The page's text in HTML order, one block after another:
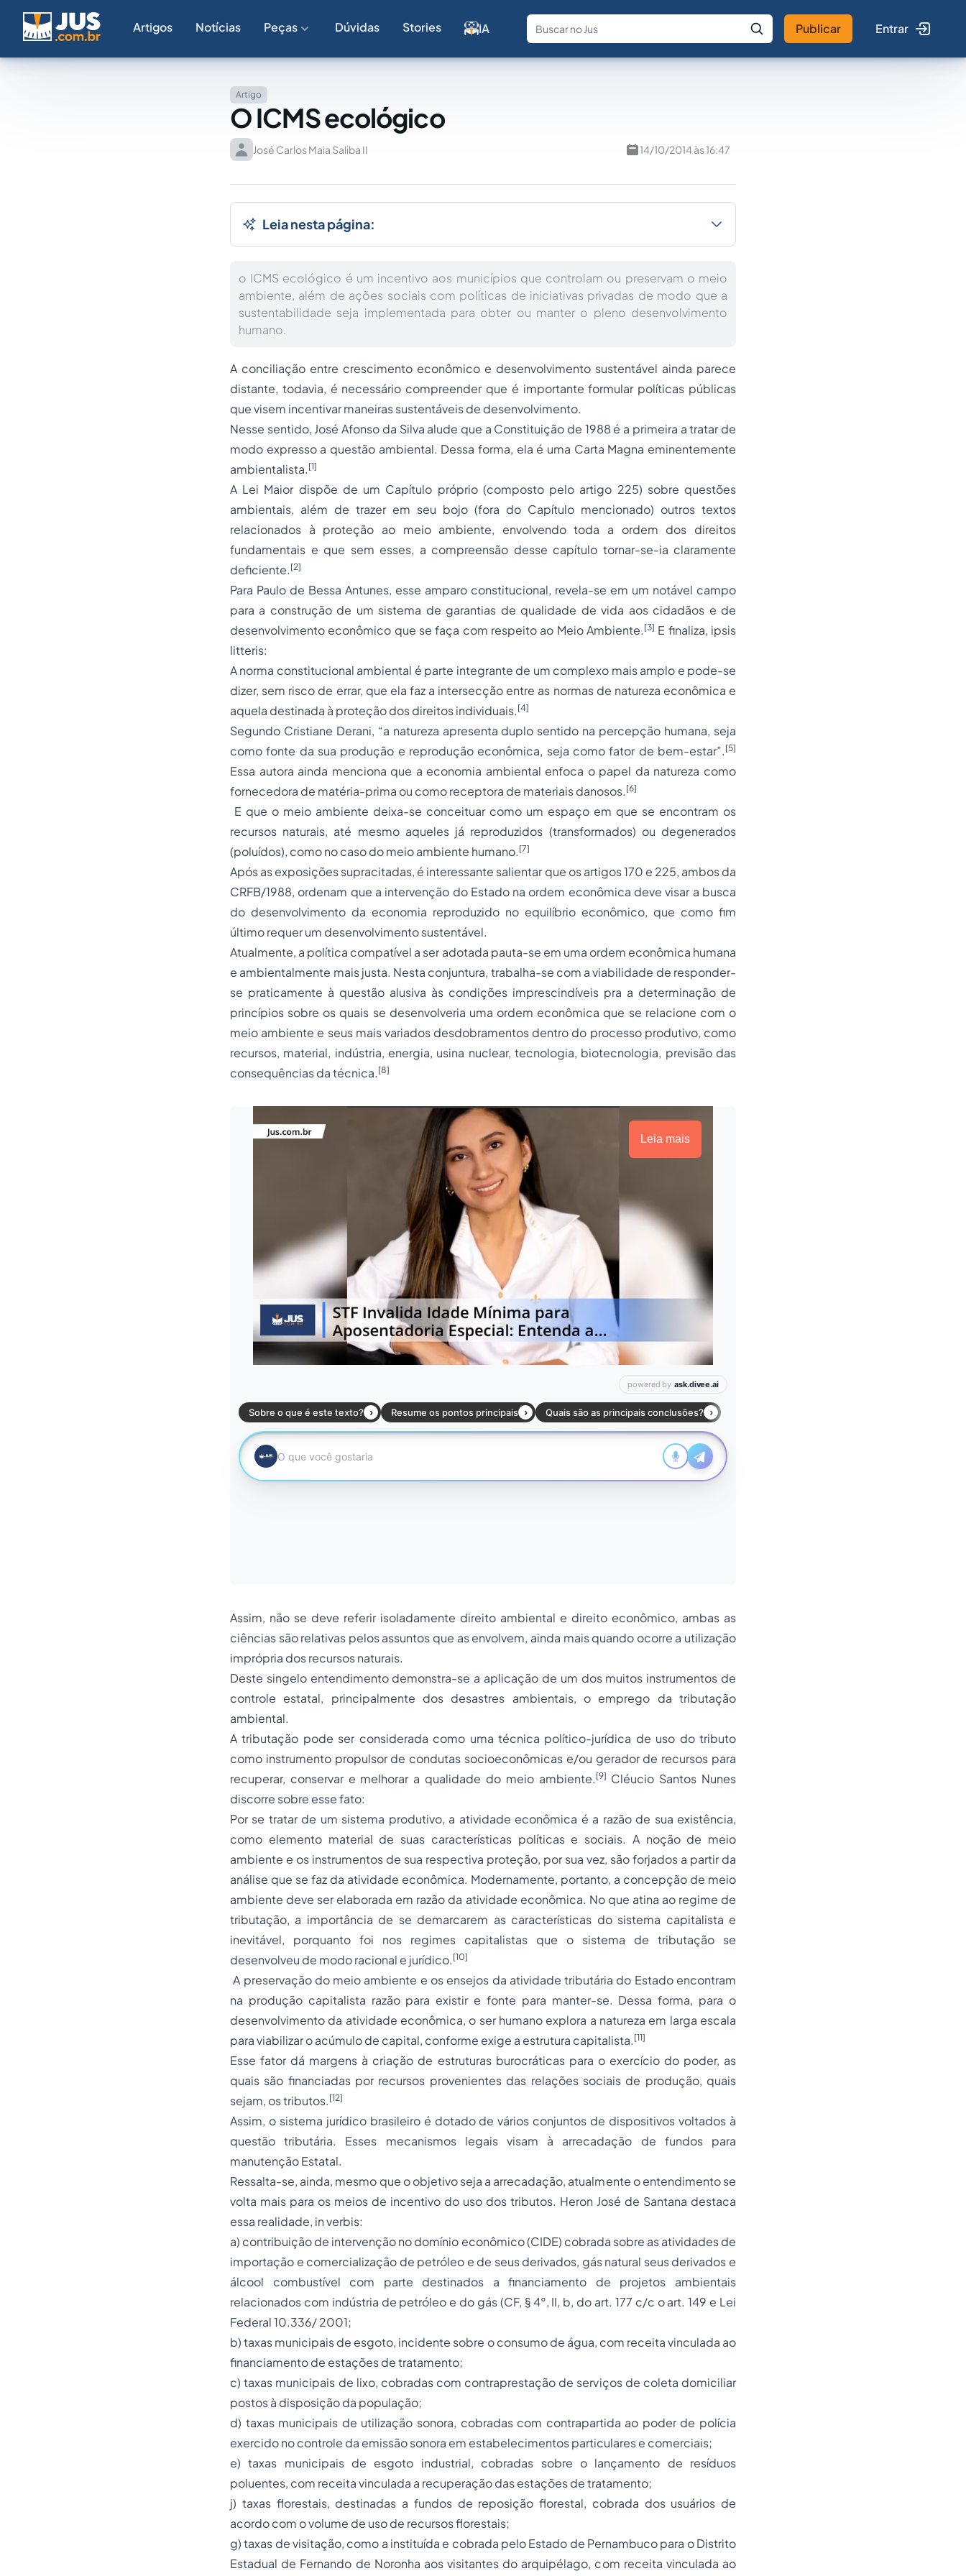
Artigos Notícias Peças Dúvidas Stories IA
Fale com a IA Buscar no Jus
Publicar Entrar
Artigo
O ICMS ecológico
José Carlos Maia Saliba II 14/10/2014 às 16:47
Leia nesta página:
o ICMS ecológico é um incentivo aos municípios que controlam ou preservam o meio
ambiente, além de ações sociais com políticas de iniciativas privadas de modo que a
sustentabilidade seja implementada para obter ou manter o pleno desenvolvimento
humano.
A conciliação entre crescimento econômico e desenvolvimento sustentável ainda parece
distante, todavia, é necessário compreender que é importante formular políticas públicas
que visem incentivar maneiras sustentáveis de desenvolvimento.
Nesse sentido, José Afonso da Silva alude que a Constituição de 1988 é a primeira a tratar de
modo expresso a questão ambiental. Dessa forma, ela é uma Carta Magna eminentemente
ambientalista. [1]
A Lei Maior dispõe de um Capítulo próprio (composto pelo artigo 225) sobre questões
ambientais, além de trazer em seu bojo (fora do Capítulo mencionado) outros textos
relacionados à proteção ao meio ambiente, envolvendo toda a ordem dos direitos
fundamentais e que sem esses, a compreensão desse capítulo tornar-se-ia claramente
deficiente. [2]
Para Paulo de Bessa Antunes, esse amparo constitucional, revela-se em um notável campo
para a construção de um sistema de garantias de qualidade de vida aos cidadãos e de
desenvolvimento econômico que se faça com respeito ao Meio Ambiente. [3] E finaliza, ipsis
litteris:
A norma constitucional ambiental é parte integrante de um complexo mais amplo e pode-se
dizer, sem risco de errar, que ela faz a intersecção entre as normas de natureza econômica e
aquela destinada à proteção dos direitos individuais. [4]
Segundo Cristiane Derani, “a natureza apresenta duplo sentido na percepção humana, seja
como fonte da sua produção e reprodução econômica, seja como fator de bem-estar”. [5]
Essa autora ainda menciona que a economia ambiental enfoca o papel da natureza como
fornecedora de matéria-prima ou como receptora de materiais danosos. [6]
E que o meio ambiente deixa-se conceituar como um espaço em que se encontram os
recursos naturais, até mesmo aqueles já reproduzidos (transformados) ou degenerados
(poluídos), como no caso do meio ambiente humano. [7]
Após as exposições supracitadas, é interessante salientar que os artigos 170 e 225, ambos da
CRFB/1988, ordenam que a intervenção do Estado na ordem econômica deve visar a busca
do desenvolvimento da economia reproduzido no equilíbrio econômico, que como fim
último requer um desenvolvimento sustentável.
Atualmente, a política compatível a ser adotada pauta-se em uma ordem econômica humana
e ambientalmente mais justa. Nesta conjuntura, trabalha-se com a viabilidade de responder-
se praticamente à questão alusiva às condições imprescindíveis pra a determinação de
princípios sobre os quais se desenvolveria uma ordem econômica que se relacione com o
meio ambiente e seus mais variados desdobramentos dentro do processoprodutivo, como
recursos, material, indústria, energia, usina nuclear, tecnologia, biotecnologia, previsão das
consequências da técnica. [8]
Leia mais
Assim, não se deve referir isoladamente direito ambiental e direito econômico, ambas as
ciências são relativas pelos assuntos que as envolvem, ainda mais quando ocorre a utilização
imprópria dos recursos naturais.
Deste singelo entendimento demonstra-se a aplicação de um dos muitos instrumentos de
controle estatal, principalmente dos desastres ambientais, o emprego da tributação
ambiental.
A tributação pode ser considerada como uma técnica político-jurídica de uso do tributo
como instrumento propulsor de condutas socioeconômicas e/ou gerador de recursos para
recuperar, conservar e melhorar a qualidade do meio ambiente. [9] Cléucio Santos Nunes
discorre sobre esse fato:
Por se tratar de um sistema produtivo, a atividade econômica é a razão de sua existência,
como elemento material de suas características políticas e sociais. A noção de meio
ambiente e os instrumentos de sua respectiva proteção, por sua vez, são forjados a partir da
análise que se faz da atividade econômica. Modernamente, portanto, a concepção de meio
ambiente deve ser elaborada em razão da atividade econômica. No que atina ao regime de
tributação, a importância de se demarcarem as características do sistema capitalista e
inevitável, porquanto foi nos regimes capitalistas que o sistema de tributação se
desenvolveu de modo racional e jurídico. [10]
A preservação do meio ambiente e os ensejos da atividade tributária do Estado encontram
na produção capitalista razão para existir e fonte para manter-se. Dessa forma, para o
desenvolvimento da atividade econômica, o ser humano explora a natureza em larga escala
para viabilizar o acúmulo de capital, conforme exige a estrutura capitalista. [11]
Esse fator dá margens à criação de estruturas burocráticas para o exercício do poder, as
quais são financiadas por recursos provenientes das relações sociais de produção, quais
sejam, os tributos. [12]
Assim, o sistema jurídico brasileiro é dotado de vários conjuntos de dispositivos voltados à
questão tributária. Esses mecanismos legais visam à arrecadação de fundos para
manutenção Estatal.
Ressalta-se, ainda, mesmo que o objetivo seja a arrecadação, atualmente o entendimento se
volta mais para os meios de incentivo do uso dos tributos. Heron José de Santana destaca
essa realidade, in verbis:
a) contribuição de intervenção no domínio econômico (CIDE) cobrada sobre as atividades de
importação e comercialização de petróleo e de seus derivados, gás natural seus derivados e
álcool combustível com parte destinados a financiamento de projetos ambientais
relacionados com indústria de petróleo e do gás (CF, § 4°, II, b, do art. 177 c/c o art. 149 e Lei
Federal 10.336/ 2001;
b) taxas municipais de esgoto, incidente sobre o consumo de água, com receita vinculada ao
financiamento de estações de tratamento;
c) taxas municipais de lixo, cobradas com contraprestação de serviços de coleta domiciliar
postos à disposição da população;
d) taxas municipais de utilização sonora, cobradas com contrapartida ao poder de polícia
exercido no controle da emissão sonora em estabelecimentos particulares e comerciais;
e) taxas municipais de esgoto industrial, cobradas sobre o lançamento de resíduos
poluentes, com receita vinculada a recuperação das estações de tratamento;
j) taxas florestais, destinadas a fundos de reposição florestal, cobrada dos usuários de
acordo com o volume de uso de recursos florestais;
g) taxas de visitação, como a instituída e cobrada pelo Estado de Pernambuco para o Distrito
Estadual de Fernando de Noronha aos visitantes do arquipélago, com receita vinculada ao